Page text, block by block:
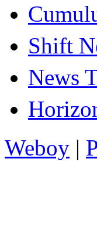
Shift
News
Weboy |